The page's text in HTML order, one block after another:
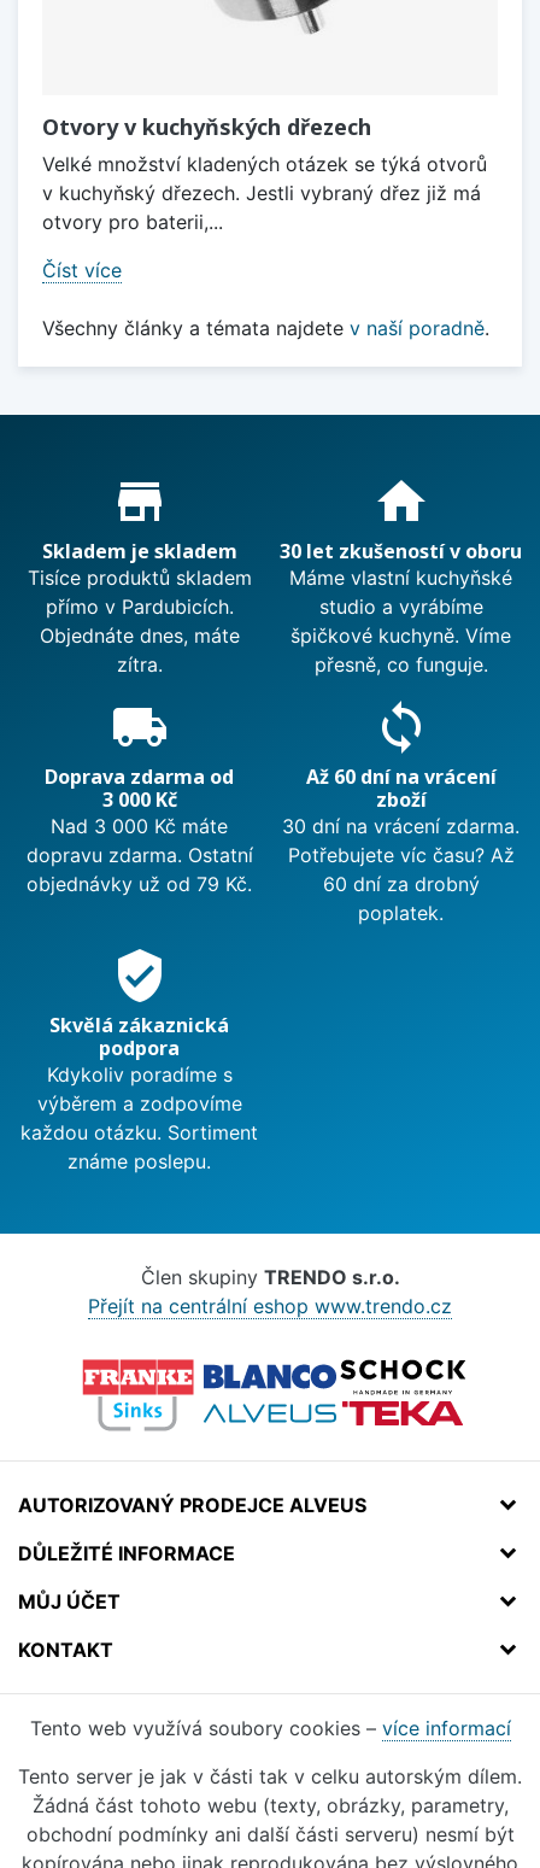
Otvory v kuchyňských dřezech
Velké množství kladených otázek se týká otvorů
v kuchyňský dřezech. Jestli vybraný dřez již má
otvory pro baterii,...
Číst více
Všechny články a témata najdete v naší poradně.
Proč nakupovat u nás?
store_mall_directory
Skladem je skladem
Tisíce produktů skladem
přímo v Pardubicích.
Objednáte dnes, máte
zítra.
home
30 let zkušeností v oboru
Máme vlastní kuchyňské
studio a vyrábíme
špičkové kuchyně. Víme
přesně, co funguje.
local_shipping
Doprava zdarma od
3 000 Kč
Nad 3 000 Kč máte
dopravu zdarma. Ostatní
objednávky už od 79 Kč.
sync
Až 60 dní na vrácení
zboží
30 dní na vrácení zdarma.
Potřebujete víc času? Až
60 dní za drobný
poplatek.
verified_user
Skvělá zákaznická
podpora
Kdykoliv poradíme s
výběrem a zodpovíme
každou otázku. Sortiment
známe poslepu.
Člen skupiny TRENDO s.r.o.
Přejít na centrální eshop www.trendo.cz
AUTORIZOVANÝ PRODEJCE ALVEUS
DŮLEŽITÉ INFORMACE
MŮJ ÚČET
KONTAKT
Tento web využívá soubory cookies – více informací
Tento server je jak v části tak v celku autorským dílem.
Žádná část tohoto webu (texty, obrázky, parametry,
obchodní podmínky ani další části serveru) nesmí být
kopírována nebo jinak reprodukována bez výslovného